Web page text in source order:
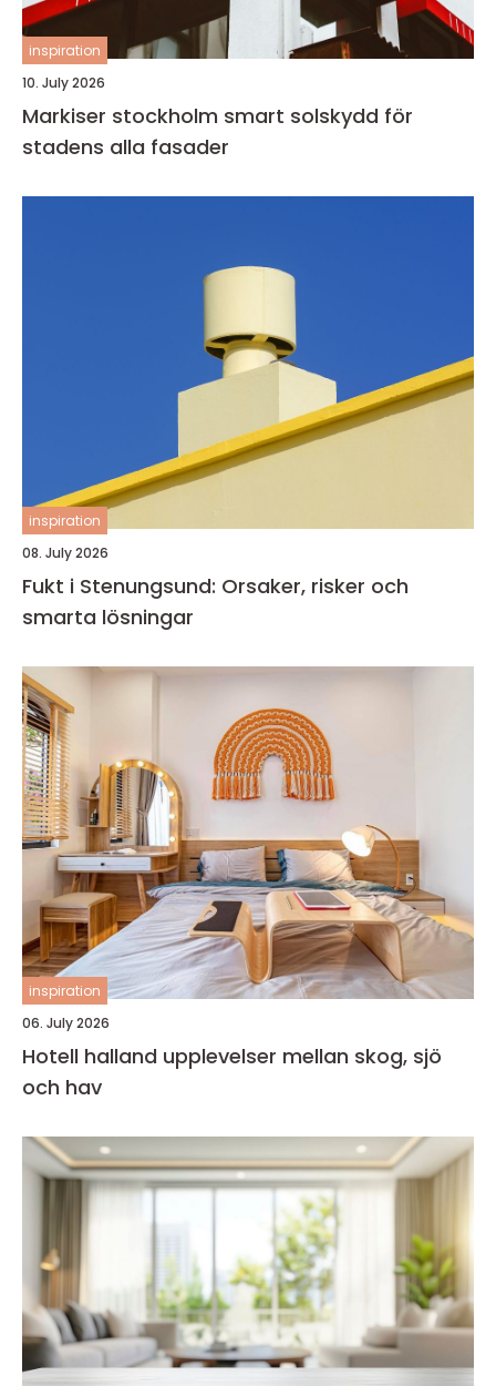
inspiration
10. July 2026
Markiser stockholm smart solskydd för
stadens alla fasader
inspiration
08. July 2026
Fukt i Stenungsund: Orsaker, risker och
smarta lösningar
inspiration
06. July 2026
Hotell halland upplevelser mellan skog, sjö
och hav